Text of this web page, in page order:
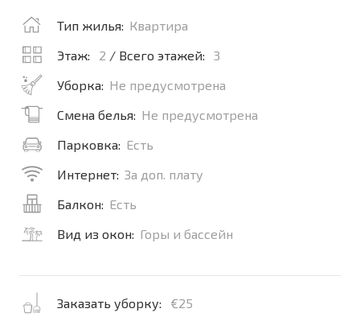
Тип жилья: Квартира
Этаж:
2 / Всего этажей:
3
Уборка: Не предусмотрена
Смена белья: Не предусмотрена
Парковка: Есть
Интернет: За доп. плату
Балкон: Есть
Вид из окон: Горы и бассейн
Заказать уборку:
€25